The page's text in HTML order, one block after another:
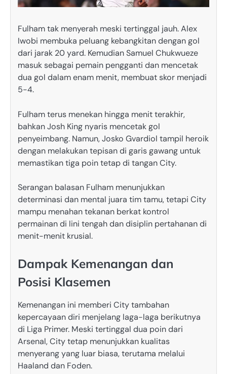
Fulham tak menyerah meski tertinggal jauh. Alex
Iwobi membuka peluang kebangkitan dengan gol
dari jarak 20 yard. Kemudian Samuel Chukwueze
masuk sebagai pemain pengganti dan mencetak
dua gol dalam enam menit, membuat skor menjadi
5-4.
Fulham terus menekan hingga menit terakhir,
bahkan Josh King nyaris mencetak gol
penyeimbang. Namun, Josko Gvardiol tampil heroik
dengan melakukan tepisan di garis gawang untuk
memastikan tiga poin tetap di tangan City.
Serangan balasan Fulham menunjukkan
determinasi dan mental juara tim tamu, tetapi City
mampu menahan tekanan berkat kontrol
permainan di lini tengah dan disiplin pertahanan di
menit-menit krusial.
Dampak Kemenangan dan
Posisi Klasemen
Kemenangan ini memberi City tambahan
kepercayaan diri menjelang laga-laga berikutnya
di Liga Primer. Meski tertinggal dua poin dari
Arsenal, City tetap menunjukkan kualitas
menyerang yang luar biasa, terutama melalui
Haaland dan Foden.